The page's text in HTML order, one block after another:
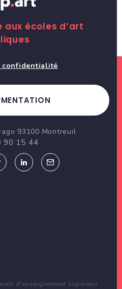
aux écoles d’art
confidentialité
93100 Montreuil
90 15 44
d'enseignement supérieur